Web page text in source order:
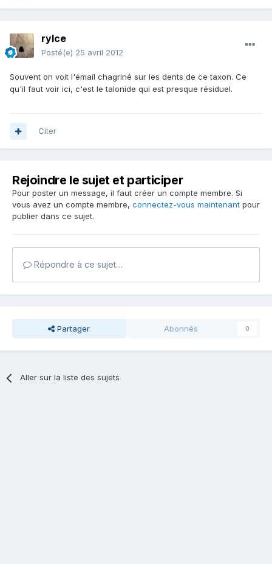
rylce
Posté(e) 25 avril 2012
Souvent on voit l'émail chagriné sur les dents de ce taxon. Ce
qu'il faut voir ici, c'est le talonide qui est presque résiduel.
Citer
Rejoindre le sujet et participer
Pour poster un message, il faut créer un compte membre. Si
vous avez un compte membre, connectez-vous maintenant pour
publier dans ce sujet.
Répondre à ce sujet…
Partager Abonnés 0
Aller sur la liste des sujets